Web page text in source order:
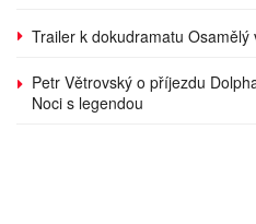
Trailer k dokudramatu
Petr Větrovský o příjezdu
Noci s legendou